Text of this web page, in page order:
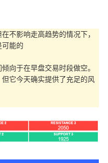
不影响走高趋势的情况下，
能的
向于在早盘交易时段做空。
它今天确实提供了充足的风